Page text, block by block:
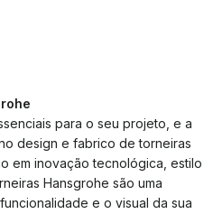
para o seu projeto, e a
design e fabrico de torneiras
em inovação tecnológica, estilo
Hansgrohe são uma
e o visual da sua